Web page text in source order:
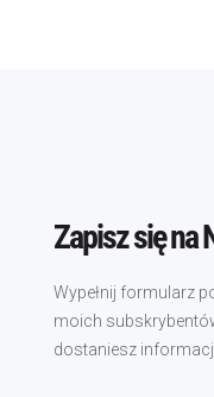
Zapisz się na
Wypełnij formularz
moich
dostaniesz